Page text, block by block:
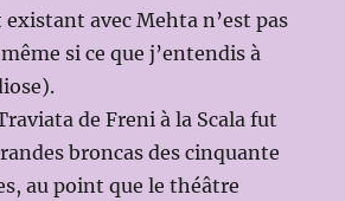
avec Mehta n’est pas
si ce que j’entendis à
de Freni à la Scala fut
broncas des cinquante
au point que le théâtre